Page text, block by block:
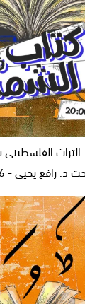
الفلسطيني
يحيى - 23.06.2026